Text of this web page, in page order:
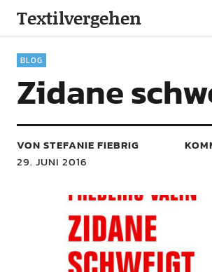
Textilvergehen
BLOG
Zidane
VON STEFANIE FIEBRIG
29. JUNI 2016